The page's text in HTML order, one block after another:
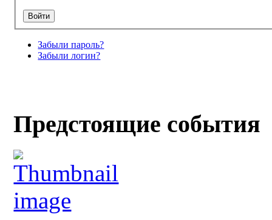
Забыли пароль?
Забыли логин?
Предстоящие события